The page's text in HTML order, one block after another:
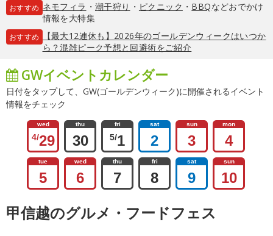
おすすめ ネモフィラ ・ 潮干狩り ・ ピクニック ・ BBQなどおでかけ
情報を大特集
おすすめ
【最大12連休も】2026年のゴールデンウィークはいつか
ら？混雑ピーク予想と回避術をご紹介
GWイベントカレンダー
日付をタップして、GW(ゴールデンウィーク)に開催されるイベント
情報をチェック
wed
4/29
thu
30
fri
5/1
sat
2
sun
3
mon
4
tue
5
wed
6
thu
7
fri
8
sat
9
sun
10
甲信越のグルメ・フードフェス